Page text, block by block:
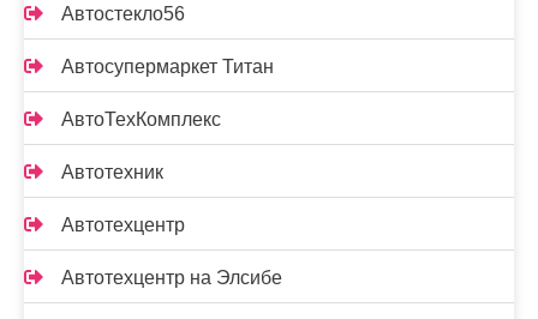
Автостекло56
Автосупермаркет Титан
АвтоТехКомплекс
Автотехник
Автотехцентр
Автотехцентр на Элсибе